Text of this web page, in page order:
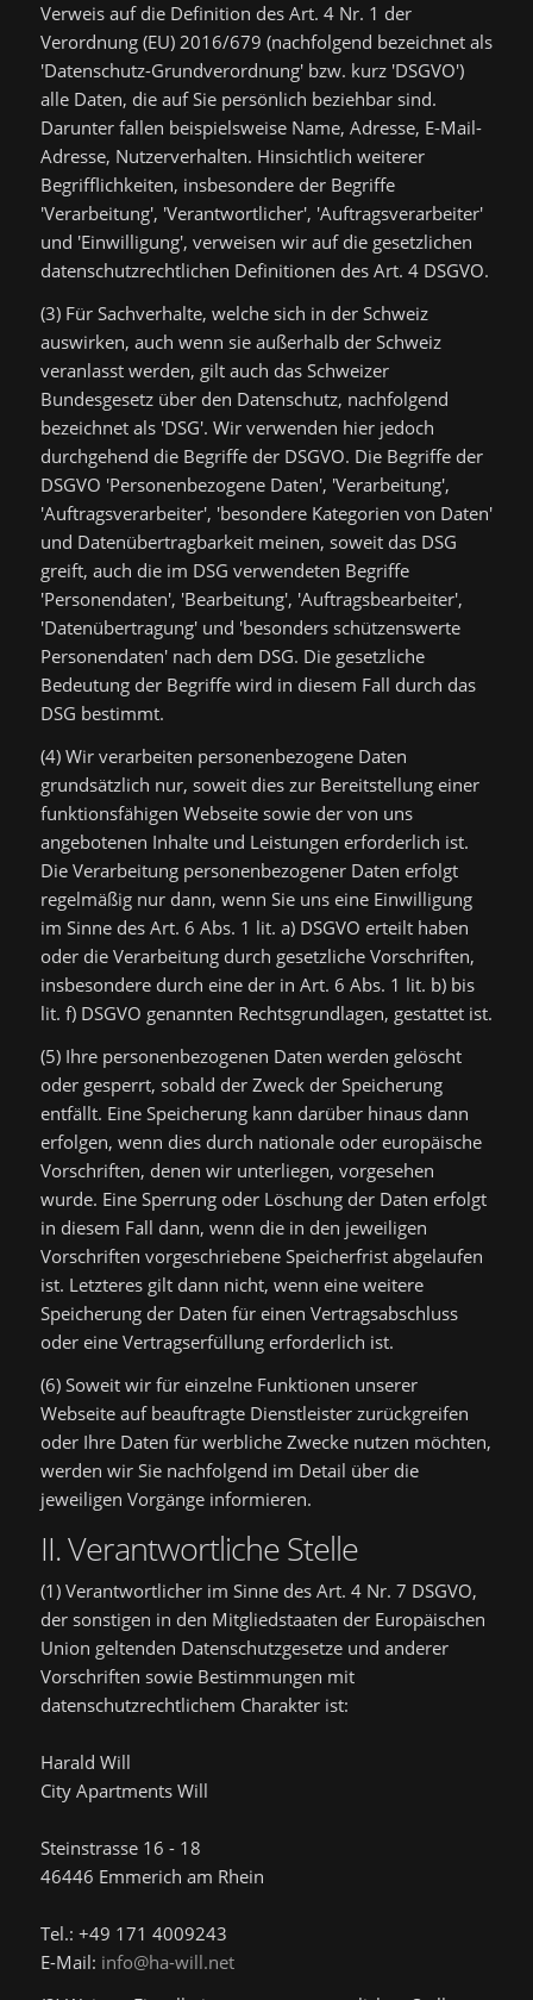
Verweis auf die Definition des Art. 4 Nr. 1 der
Verordnung (EU) 2016/679 (nachfolgend bezeichnet als
'Datenschutz-Grundverordnung' bzw. kurz 'DSGVO')
alle Daten, die auf Sie persönlich beziehbar sind.
Darunter fallen beispielsweise Name, Adresse, E-Mail-
Adresse, Nutzerverhalten. Hinsichtlich weiterer
Begrifflichkeiten, insbesondere der Begriffe
'Verarbeitung', 'Verantwortlicher', 'Auftragsverarbeiter'
und 'Einwilligung', verweisen wir auf die gesetzlichen
datenschutzrechtlichen Definitionen des Art. 4 DSGVO.
(3) Für Sachverhalte, welche sich in der Schweiz
auswirken, auch wenn sie außerhalb der Schweiz
veranlasst werden, gilt auch das Schweizer
Bundesgesetz über den Datenschutz, nachfolgend
bezeichnet als 'DSG'. Wir verwenden hier jedoch
durchgehend die Begriffe der DSGVO. Die Begriffe der
DSGVO 'Personenbezogene Daten', 'Verarbeitung',
'Auftragsverarbeiter', 'besondere Kategorien von Daten'
und Datenübertragbarkeit meinen, soweit das DSG
greift, auch die im DSG verwendeten Begriffe
'Personendaten', 'Bearbeitung', 'Auftragsbearbeiter',
'Datenübertragung' und 'besonders schützenswerte
Personendaten' nach dem DSG. Die gesetzliche
Bedeutung der Begriffe wird in diesem Fall durch das
DSG bestimmt.
(4) Wir verarbeiten personenbezogene Daten
grundsätzlich nur, soweit dies zur Bereitstellung einer
funktionsfähigen Webseite sowie der von uns
angebotenen Inhalte und Leistungen erforderlich ist.
Die Verarbeitung personenbezogener Daten erfolgt
regelmäßig nur dann, wenn Sie uns eine Einwilligung
im Sinne des Art. 6 Abs. 1 lit. a) DSGVO erteilt haben
oder die Verarbeitung durch gesetzliche Vorschriften,
insbesondere durch eine der in Art. 6 Abs. 1 lit. b) bis
lit. f) DSGVO genannten Rechtsgrundlagen, gestattet ist.
(5) Ihre personenbezogenen Daten werden gelöscht
oder gesperrt, sobald der Zweck der Speicherung
entfällt. Eine Speicherung kann darüber hinaus dann
erfolgen, wenn dies durch nationale oder europäische
Vorschriften, denen wir unterliegen, vorgesehen
wurde. Eine Sperrung oder Löschung der Daten erfolgt
in diesem Fall dann, wenn die in den jeweiligen
Vorschriften vorgeschriebene Speicherfrist abgelaufen
ist. Letzteres gilt dann nicht, wenn eine weitere
Speicherung der Daten für einen Vertragsabschluss
oder eine Vertragserfüllung erforderlich ist.
(6) Soweit wir für einzelne Funktionen unserer
Webseite auf beauftragte Dienstleister zurückgreifen
oder Ihre Daten für werbliche Zwecke nutzen möchten,
werden wir Sie nachfolgend im Detail über die
jeweiligen Vorgänge informieren.
II. Verantwortliche Stelle
(1) Verantwortlicher im Sinne des Art. 4 Nr. 7 DSGVO,
der sonstigen in den Mitgliedstaaten der Europäischen
Union geltenden Datenschutzgesetze und anderer
Vorschriften sowie Bestimmungen mit
datenschutzrechtlichem Charakter ist:
Harald Will
City Apartments Will
Steinstrasse 16 - 18
46446 Emmerich am Rhein
Tel.: +49 171 4009243
E-Mail: info@ha-will.net